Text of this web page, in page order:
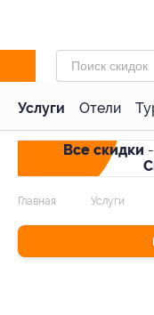
Услуги Отели
Все скидки
Главная Услуги